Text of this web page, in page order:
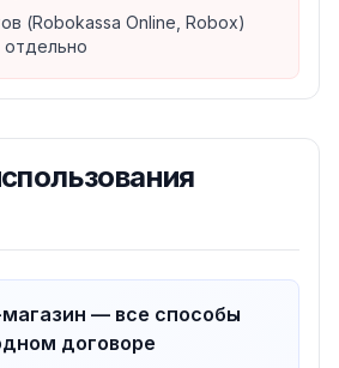
поддерживает 54-ФЗ, ФФД 1.2,
с эквайрингом
запуска бизнеса или выдачи
схеме Robokassa (соответствие
онлайн-чеков по агентской
автоматической отправкой
данных в ФНС, интеграция с
(Robokassa Online, Robox)
— все способы
договоре